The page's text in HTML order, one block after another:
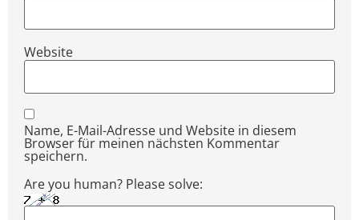
Website
Name, E-Mail-Adresse und Website in diesem
Browser für meinen nächsten Kommentar
speichern.
Are you human? Please solve: